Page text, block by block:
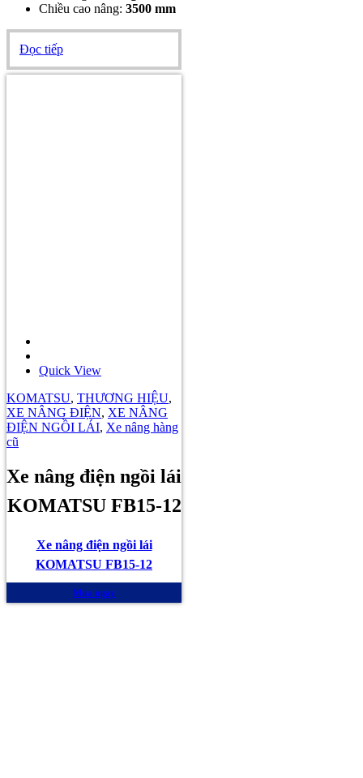
Chiều cao nâng: 3500 mm
Đọc tiếp
Quick View
KOMATSU, THƯƠNG HIỆU,
XE NÂNG ĐIỆN, XE NÂNG
ĐIỆN NGỒI LÁI, Xe nâng hàng
cũ
Xe nâng điện ngồi lái
KOMATSU FB15-12
Xe nâng điện ngồi lái
KOMATSU FB15-12
Mua ngay